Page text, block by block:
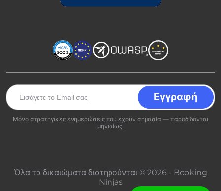
Μόνο στρατηγικές ενημερώσεις που έχουν σημασία — παραδίδονται
μηνιαίως.
Όλα τα δικαιώματα διατηρούνται © 2026 - Booking
Ninjas